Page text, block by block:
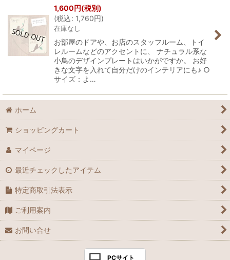
1,600円(税別)
(税込: 1,760円)
在庫なし
お部屋のドアや、お店のスタッフルーム、トイ
レルームなどのアクセントに、 ナチュラル系な
小鳥のデザインプレートはいかがですか。 お好
きな文字を入れて自分だけのインテリアにも♪ ○
サイズ：よ…
ホーム
ショッピングカート
マイページ
最近チェックしたアイテム
特定商取引法表示
ご利用案内
お問い合せ
PCサイト